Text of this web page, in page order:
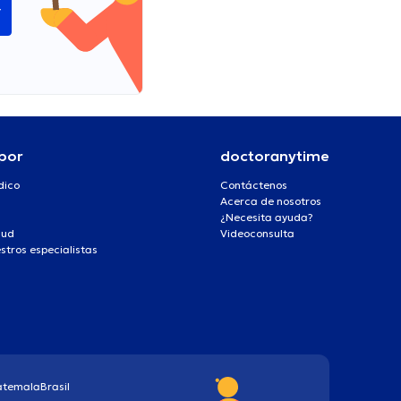
especialistas
doctoranytime
Contáctenos
Acerca de nosotros
¿Necesita ayuda?
Videoconsulta
Brasil